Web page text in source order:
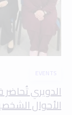
EVENTS
الدويري
الأحوال